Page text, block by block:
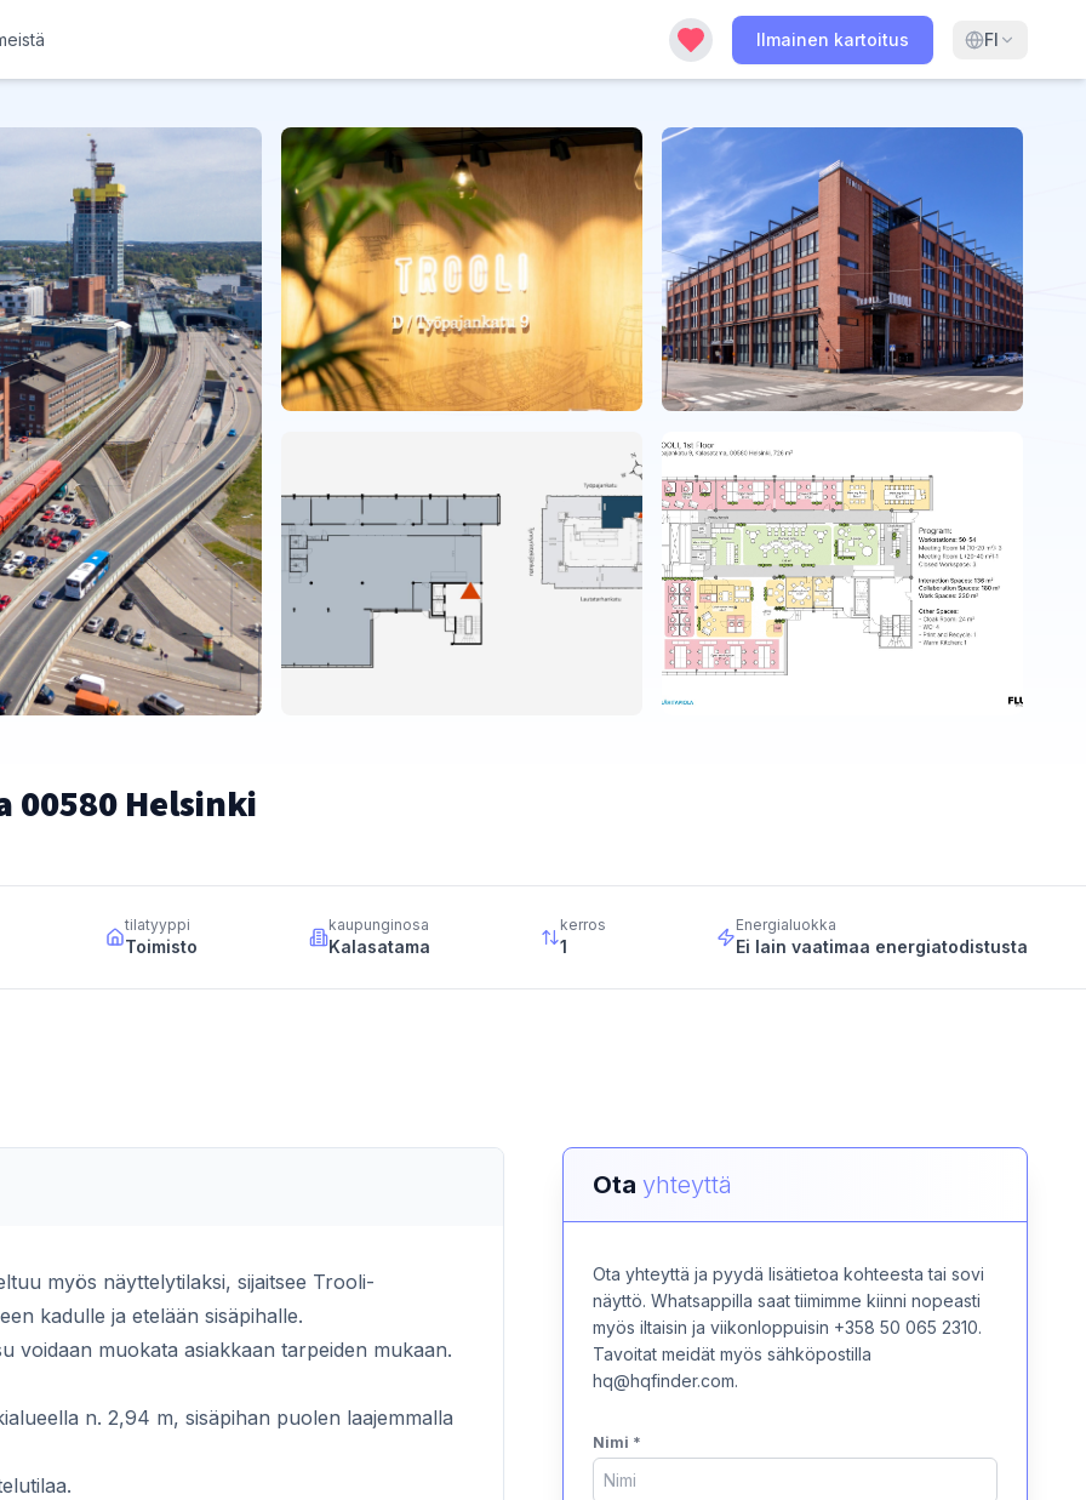
Ilmainen kartoitus FI
00580 Helsinki
tilatyyppi
Toimisto
kaupunginosa
Kalasatama
kerros
1
Energialuokka
Ei lain vaatimaa energiatodistusta
myös näyttelytilaksi, sijaitsee Trooli-
kadulle ja etelään sisäpihalle.
voidaan muokata asiakkaan tarpeiden mukaan.
n. 2,94 m, sisäpihan puolen laajemmalla
Ota yhteyttä
Ota yhteyttä ja pyydä lisätietoa kohteesta tai sovi
näyttö. Whatsappilla saat tiimimme kiinni nopeasti
myös iltaisin ja viikonloppuisin +358 50 065 2310.
Tavoitat meidät myös sähköpostilla
hq@hqfinder.com.
Nimi *